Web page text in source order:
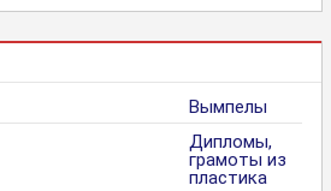
Вымпелы
Дипломы,
грамоты из
пластика